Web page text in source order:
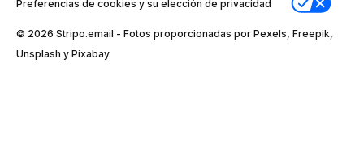
Preferencias de cookies y su elección de privacidad
© 2026 Stripо.email - Fotos proporcionadas por Pexels, Freepik,
Unsplash y Pixabay.